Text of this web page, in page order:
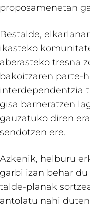
proposamenetan
Bestalde,
ikasteko
aberasteko tresna
bakoitzaren parte-
interdependentzia
gisa barneratzen
gauzatuko diren
sendotzen ere.
Azkenik, helburu
garbi izan behar
talde-planak
antolatu nahi